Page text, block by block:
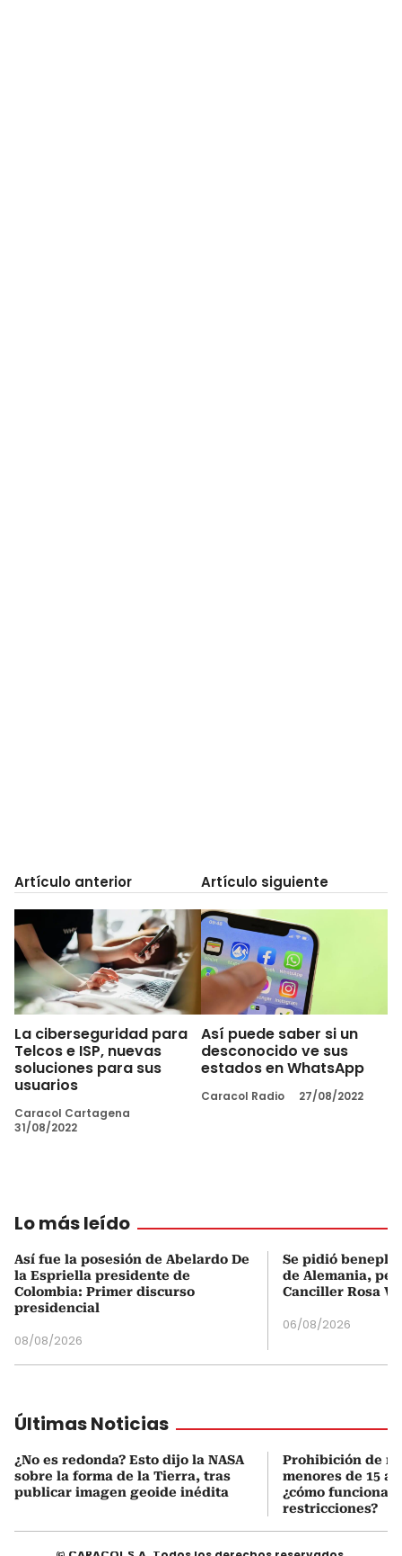
Artículo anterior
La ciberseguridad para
Telcos e ISP, nuevas
soluciones para sus
usuarios
Caracol Cartagena
31/08/2022
Artículo siguiente
Así puede saber si un
desconocido ve sus
estados en WhatsApp
Caracol Radio 27/08/2022
Lo más leído
Así fue la posesión de Abelardo De
la Espriella presidente de
Colombia: Primer discurso
presidencial
08/08/2026
Se pidió
de Alemania,
Canciller Rosa
06/08/2026
Últimas Noticias
¿No es redonda? Esto dijo la NASA
sobre la forma de la Tierra, tras
publicar imagen geoide inédita
Prohibición de
menores de 15
¿cómo funcionan
restricciones?